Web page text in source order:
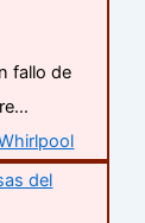
fallo de